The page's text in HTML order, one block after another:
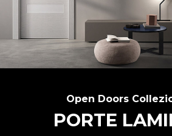
Open Doors
PORTE